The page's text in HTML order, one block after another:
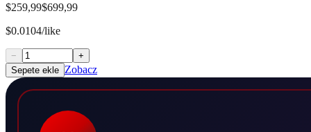
$259,99$699,99
$0.0104/like
−
+
Sepete ekle Zobacz